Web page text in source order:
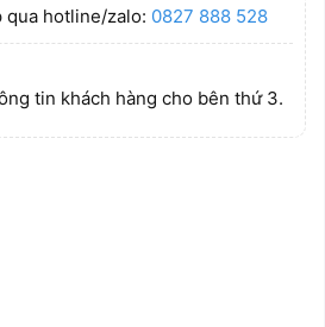
qua hotline/zalo: 0827 888 528
tin khách hàng cho bên thứ 3.